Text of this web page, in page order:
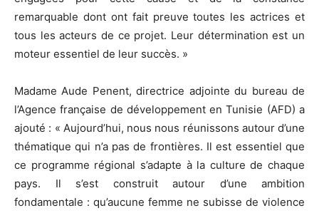
remarquable dont ont fait preuve toutes les actrices et
tous les acteurs de ce projet. Leur détermination est un
moteur essentiel de leur succès. »
Madame Aude Penent, directrice adjointe du bureau de
l’Agence française de développement en Tunisie (AFD) a
ajouté : « Aujourd’hui, nous nous réunissons autour d’une
thématique qui n’a pas de frontières. Il est essentiel que
ce programme régional s’adapte à la culture de chaque
pays. Il s’est construit autour d’une ambition
fondamentale : qu’aucune femme ne subisse de violence